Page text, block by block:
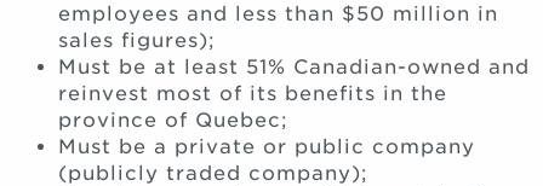
employees and less than $50 million in
sales figures);
Must be at least 51% Canadian-owned and
reinvest most of its benefits in the
province of Quebec;
Must be a private or public company
(publicly traded company);